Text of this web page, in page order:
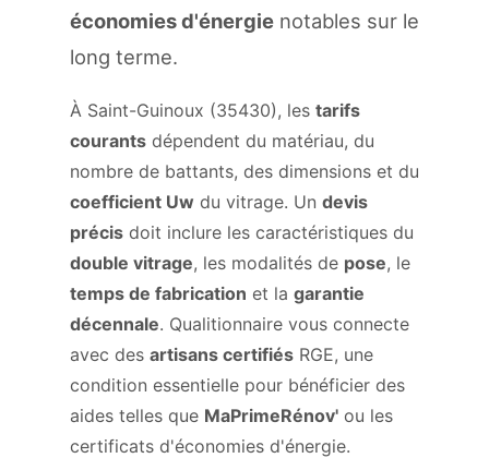
économies d'énergie notables sur le
long terme.
À Saint-Guinoux (35430), les tarifs
courants dépendent du matériau, du
nombre de battants, des dimensions et du
coefficient Uw du vitrage. Un devis
précis doit inclure les caractéristiques du
double vitrage, les modalités de pose, le
temps de fabrication et la garantie
décennale. Qualitionnaire vous connecte
avec des artisans certifiés RGE, une
condition essentielle pour bénéficier des
aides telles que MaPrimeRénov' ou les
certificats d'économies d'énergie.